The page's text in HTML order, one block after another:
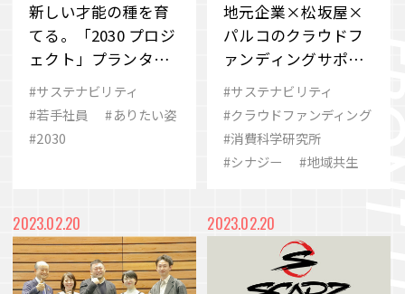
新しい才能の種を育
てる。「2030 プロジ
ェクト」プランター
ができるまで
#サステナビリティ
#若手社員
#ありたい姿
#2030
地元企業×松坂屋×
パルコのクラウドフ
ァンディングサポー
トプロジェクトで地
域の未来を紡ぐ
#サステナビリティ
#クラウドファンディング
#消費科学研究所
#シナジー
#地域共生
2023.02.20 2023.02.20